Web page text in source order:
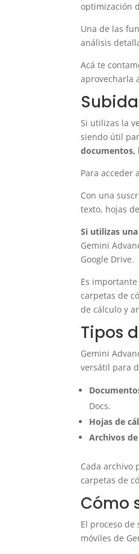
optimización
Una de las
análisis
Acá te
aprovecharla
Si utilizas la
siendo útil
documentos,
Para acceder
Con una
texto, hojas
Si utilizas
Gemini
Google Drive.
Es
carpetas de
de cálculo y
Tipos
Gemini
versátil para
Docs.
Hojas de
Archivos
Cada archivo
carpetas de
Cómo
El proceso
móviles de